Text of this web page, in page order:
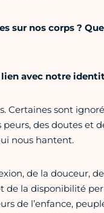
sur nos corps ?
avec notre
Certaines sont
des doutes et
nous hantent.
de la douceur,
de la disponibilité
de l’enfance,